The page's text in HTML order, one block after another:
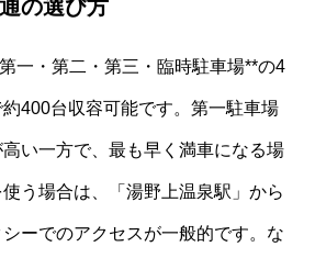
の選び方
一・第二・第三・臨時駐車場**の4
400台収容可能です。第一駐車場
い一方で、最も早く満車になる場
う場合は、「湯野上温泉駅」から
ーでのアクセスが一般的です。な